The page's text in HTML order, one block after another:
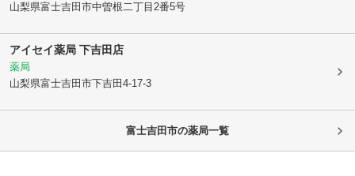
山梨県富士吉田市中曽根二丁目2番5号
アイセイ薬局 下吉田店
薬局
山梨県富士吉田市下吉田4-17-3
富士吉田市の薬局一覧